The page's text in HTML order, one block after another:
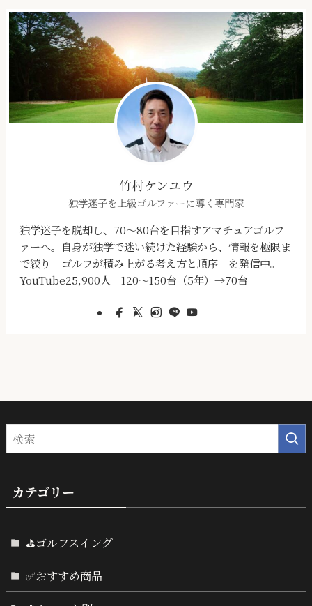
竹村ケンユウ
独学迷子を上級ゴルファーに導く専門家
独学迷子を脱却し、70～80台を目指すアマチュアゴルフ
ァーへ。自身が独学で迷い続けた経験から、情報を極限ま
で絞り「ゴルフが積み上がる考え方と順序」を発信中。
YouTube25,900人｜120～150台（5年）→70台
カテゴリー
⛳ゴルフスイング
✅おすすめ商品